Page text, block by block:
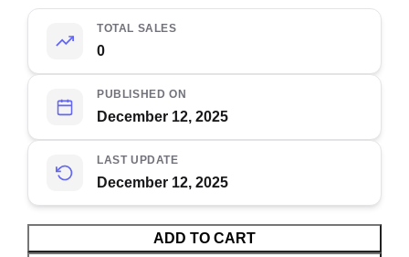
TOTAL SALES
0
PUBLISHED ON
December 12, 2025
LAST UPDATE
December 12, 2025
ADD TO CART